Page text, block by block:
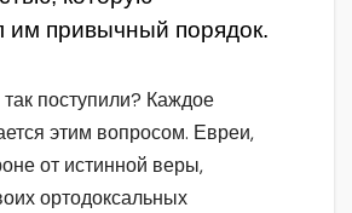
им привычный порядок.
поступили? Каждое
этим вопросом. Евреи,
от истинной веры,
ортодоксальных